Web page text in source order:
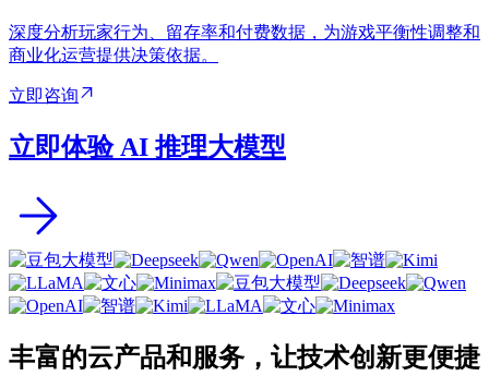
深度分析玩家行为、留存率和付费数据，为游戏平衡性调整和
商业化运营提供决策依据。
立即咨询
立即体验 AI 推理大模型
丰富的云产品和服务，让技术创新更便捷